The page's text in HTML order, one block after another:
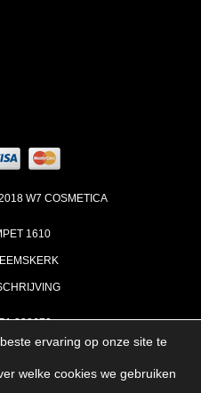
W7 COSMETICA
1610
238673
09:00 – 17:00
ervaring op onze site te
welke cookies we gebruiken